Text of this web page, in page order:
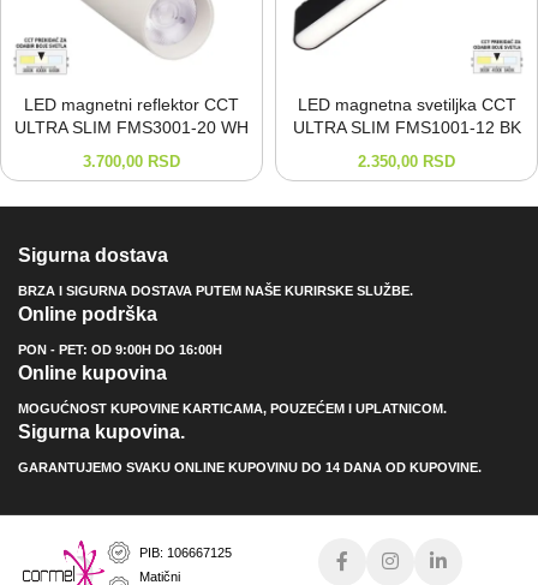
LED magnetni reflektor CCT
ULTRA SLIM FMS3001-⁠20 WH
3.700,00 RSD
LED magnetna svetiljka CCT
ULTRA SLIM FMS1001-⁠12 BK
2.350,00 RSD
Sigurna dostava
BRZA I SIGURNA DOSTAVA PUTEM NAŠE KURIRSKE SLUŽBE.
Online podrška
PON - PET: OD 9:00H DO 16:00H
Online kupovina
MOGUĆNOST KUPOVINE KARTICAMA, POUZEĆEM I UPLATNICOM.
Sigurna kupovina.
GARANTUJEMO SVAKU ONLINE KUPOVINU DO 14 DANA OD KUPOVINE.
PIB: 106667125
Matični